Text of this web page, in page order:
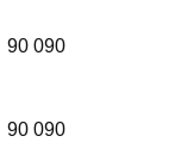
90 090
90 090